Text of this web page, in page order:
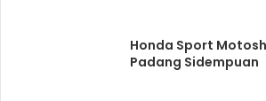
Honda Sport
Padang Sidempuan